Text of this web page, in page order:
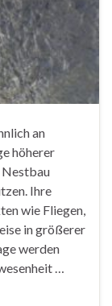
an
höherer
Nestbau
Ihre
wie Fliegen,
in größerer
werden
…